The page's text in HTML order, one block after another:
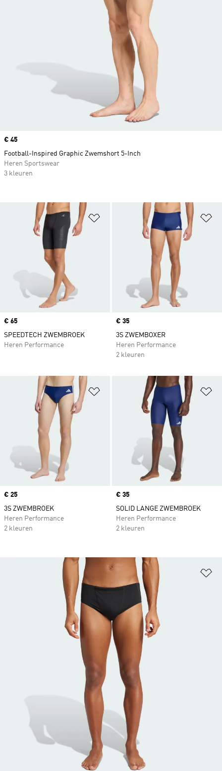
Op verlanglijst zetten
Price
€ 65
SPEEDTECH ZWEMBROEK
Heren Performance
Price
€ 35
3S ZWEMBOXER
Heren Performance
2 kleuren
Op verlanglijst zetten
Price
€ 25
3S ZWEMBROEK
Heren Performance
2 kleuren
Price
€ 35
SOLID LANGE ZWEMBROEK
Heren Performance
2 kleuren
Price
€ 45
Football-Inspired Graphic Zwemshort 5-Inch
Heren Sportswear
3 kleuren